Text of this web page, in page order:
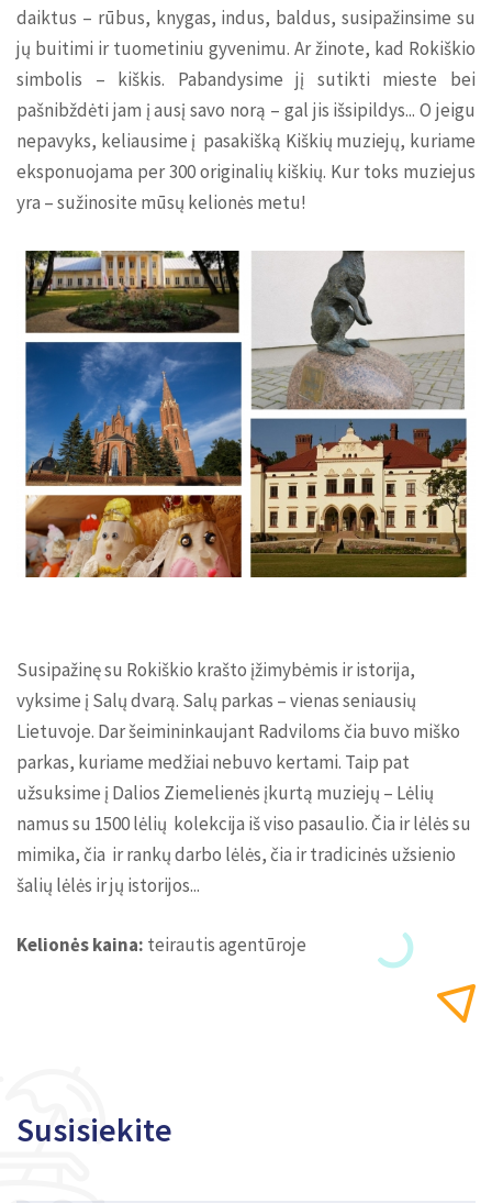
daiktus – rūbus, knygas, indus, baldus, susipažinsime su
jų buitimi ir tuometiniu gyvenimu. Ar žinote, kad Rokiškio
simbolis – kiškis. Pabandysime jį sutikti mieste bei
pašnibždėti jam į ausį savo norą – gal jis išsipildys... O jeigu
nepavyks, keliausime į pasakišką Kiškių muziejų, kuriame
eksponuojama per 300 originalių kiškių. Kur toks muziejus
yra – sužinosite mūsų kelionės metu!
Susipažinę su Rokiškio krašto įžimybėmis ir istorija,
vyksime į Salų dvarą. Salų parkas – vienas seniausių
Lietuvoje. Dar šeimininkaujant Radviloms čia buvo miško
parkas, kuriame medžiai nebuvo kertami. Taip pat
užsuksime į Dalios Ziemelienės įkurtą muziejų – Lėlių
namus su 1500 lėlių kolekcija iš viso pasaulio. Čia ir lėlės su
mimika, čia ir rankų darbo lėlės, čia ir tradicinės užsienio
šalių lėlės ir jų istorijos...
Kelionės kaina: teirautis agentūroje
Susisiekite